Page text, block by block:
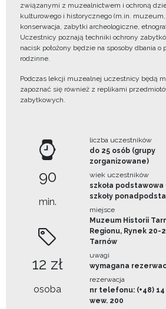
związanymi z muzealnictwem i ochroną
kulturowego i historycznego (m.in.
konserwacja, zabytki archeologiczne,
Uczestnicy poznają techniki ochrony
nacisk położony będzie na sposoby dbania o
rodzinne.
Podczas lekcji muzealnej uczestnicy będą
zapoznać się również z replikami
zabytkowych.
90
min.
12 zł
osoba
liczba uczestników
do 25 osób (grupy
zorganizowane)
wiek uczestników
szkoła podstawowa
szkoły
miejsce
Muzeum Historii
Regionu, Rynek 20-
Tarnów
uwagi
wymagana
rezerwacja
nr telefonu: (+48) 14
wew. 200